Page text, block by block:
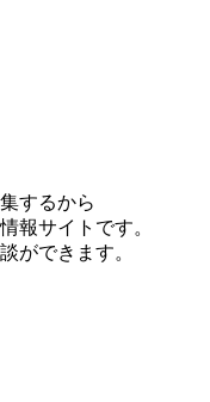
するから
報サイトです。
ができます。